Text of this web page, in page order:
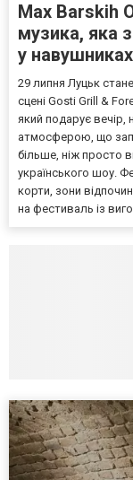
Max Barskih
музика, яка
у
29 липня Луцьк
сцені Gosti Grill &
який подарує
атмосферою, що
більше, ніж просто
українського шоу.
корти, зони
на фестиваль із